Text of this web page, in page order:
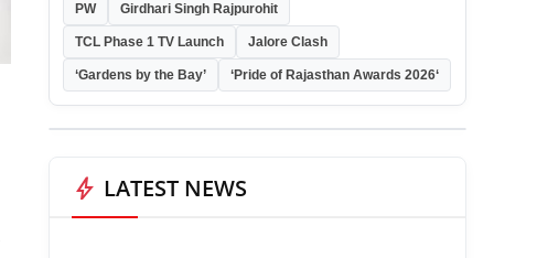
PW Girdhari Singh Rajpurohit
TCL Phase 1 TV Launch Jalore Clash
‘Gardens by the Bay’ ‘Pride of Rajasthan Awards 2026‘
bolt LATEST NEWS